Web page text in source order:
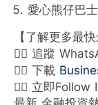
愛心熊仔巴士
【了解更多最
👉🏻 追蹤
👉🏻 下載
👉🏻 立即